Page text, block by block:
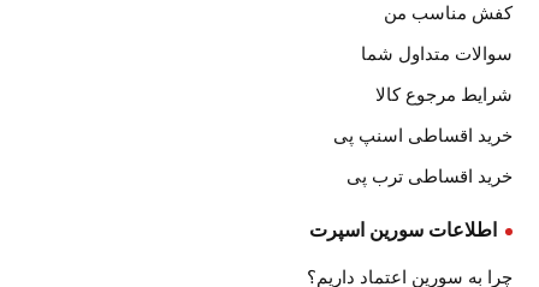
کفش مناسب من
سوالات متداول شما
شرایط مرجوع کالا
خرید اقساطی اسنپ پی
خرید اقساطی ترب پی
اطلاعات سورین اسپرت
چرا به سورین اعتماد داریم؟